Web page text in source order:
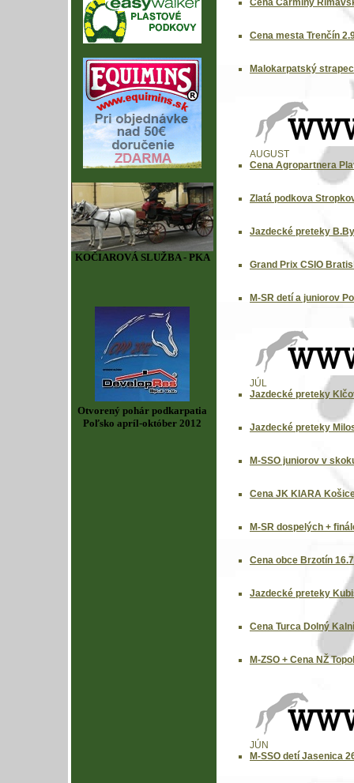
KOČIAROVÁ SLUŽBA - PKA
Otvorený pohár podkarpatia
Poľsko apríl-október 2012
Cena Carminy
Cena mesta Trenčín
Malokarpatský
AUGUST
Cena Agropartnera
Zlatá podkova
Jazdecké preteky
Grand Prix CSIO
M-SR detí a juniorov
JÚL
Jazdecké preteky
Jazdecké preteky
M-SSO juniorov v
Cena JK KIARA
M-SR dospelých +
Cena obce Brzotín
Jazdecké preteky
Cena Turca Dolný
M-ZSO + Cena NŽ
JÚN
M-SSO detí Jasenica